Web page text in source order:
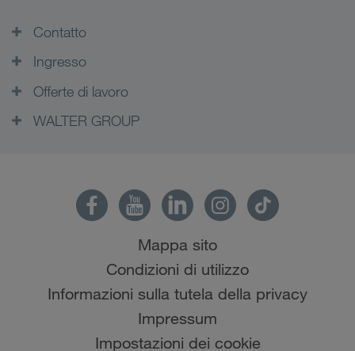
Contatto
Ingresso
Offerte di lavoro
WALTER GROUP
Mappa sito
Condizioni di utilizzo
Informazioni sulla tutela della privacy
Impressum
Impostazioni dei cookie